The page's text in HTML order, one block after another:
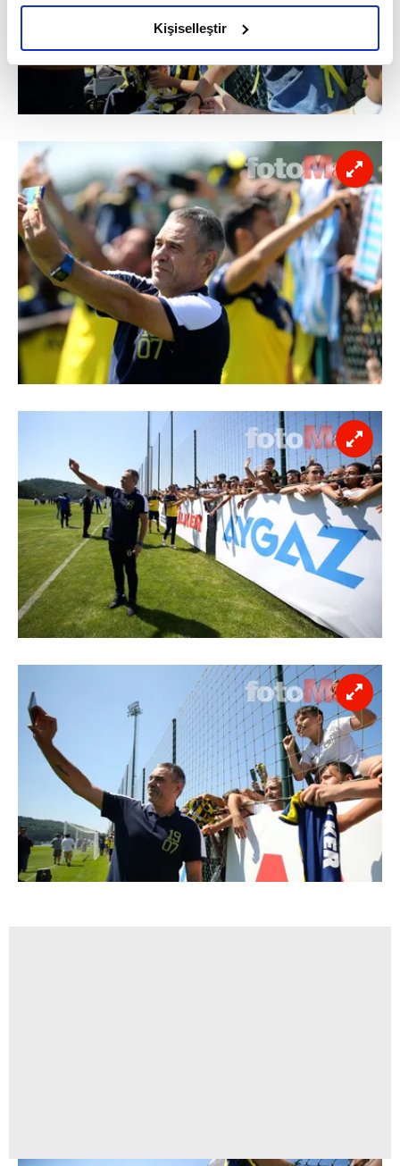
amacımızın size daha iyi bir reklam deneyimi sunmak
olduğunu ve sizlere en iyi içerikleri sunabilmek adına
elimizden gelen çabayı gösterdiğimizi ve bu noktada,
reklamların maliyetlerimizi karşılamak noktasında tek gelir
kalemimiz olduğunu sizlere hatırlatmak isteriz.
takdirde, kullanıcılara hedefli reklamlar
gösterilmeyecektir."
Sizlere daha iyi bir hizmet sunabilmek için İnternet
Sitemizde kendimize ve üçüncü kişilere ait çerezler
kullanılmaktadır. Bu çerezler vasıtasıyla çeşitli kişisel
verileriniz işlenmekte olup gerekli olan çerezler bilgi
toplumu hizmetlerinin sunulması amacıyla
kullanılmaktadır. Diğer çerezler, sitemizin daha işlevsel
kılınması ve kişiselleştirilmesi ve sizlere yönelik
reklam/pazarlama faaliyetlerinin yapılması, amaçlarıyla
Çerezlere ilişkin tercihlerinizi aşağıda yer alan panel
vasıtasıyla belirleyebilirsiniz. Çerezlere ilişkin detaylı bilgi
için Ayarlar butonuna tıklayabilir,Çerez Bilgilendirme
Metnimiziziyaret edebilirsiniz.
6698 sayılı Kişisel Verilerin Korunması Kanunu uyarınca
hazırlanmış Aydınlatma Metnimizi okumak ve sitemizde
ilgili mevzuata uygun olarak kullanılan çerezlerle ilgili bilgi
almak için lütfentıklayınız.
Kişiselleştir